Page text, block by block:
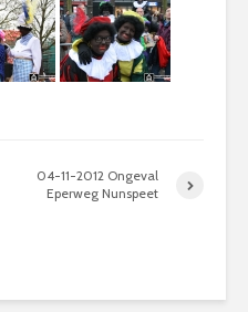
04-11-2012 Ongeval
Eperweg Nunspeet